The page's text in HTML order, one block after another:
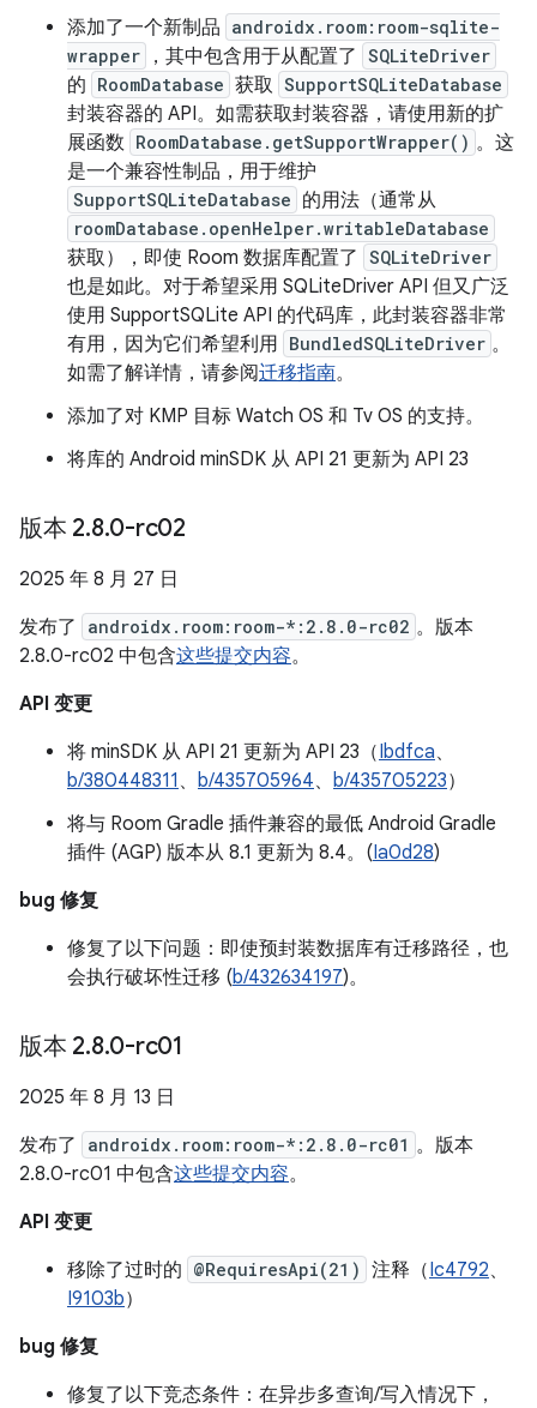
添加了一个新制品 androidx.room:room-sqlite-
wrapper
，其中包含用于从配置了 SQLiteDriver
的 RoomDatabase 获取 SupportSQLiteDatabase
封装容器的 API。如需获取封装容器，请使用新的扩
展函数 RoomDatabase.getSupportWrapper() 。这
是一个兼容性制品，用于维护
SupportSQLiteDatabase 的用法（通常从
roomDatabase.openHelper.writableDatabase
获取），即使 Room 数据库配置了 SQLiteDriver
也是如此。对于希望采用 SQLiteDriver API 但又广泛
使用 SupportSQLite API 的代码库，此封装容器非常
有用，因为它们希望利用 BundledSQLiteDriver 。
如需了解详情，请参阅迁移指南。
添加了对 KMP 目标 Watch OS 和 Tv OS 的支持。
将库的 Android minSDK 从 API 21 更新为 API 23
版本 2.8.0-rc02
2025 年 8 月 27 日
发布了
androidx.room:room-*:2.8.0-rc02 。版本
2.8.0-rc02 中包含这些提交内容。
API 变更
将 minSDK 从 API 21 更新为 API 23（Ibdfca、
b/380448311 、 b/435705964、 b/435705223）
将与 Room Gradle 插件兼容的最低 Android Gradle
插件 (AGP) 版本从 8.1 更新为 8.4。(Ia0d28)
bug 修复
修复了以下问题：即使预封装数据库有迁移路径，也
会执行破坏性迁移 (b/432634197)。
版本 2.8.0-rc01
2025 年 8 月 13 日
发布了
androidx.room:room-*:2.8.0-rc01 。版本
2.8.0-rc01 中包含这些提交内容。
API 变更
移除了过时的 @RequiresApi(21) 注释（Ic4792、
I9103b）
bug 修复
修复了以下竞态条件：在异步多查询/写入情况下，